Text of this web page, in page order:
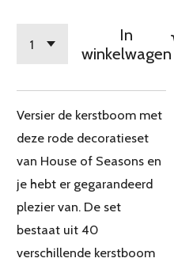
In
winkelwagen
Versier de kerstboom met
deze rode decoratieset
van House of Seasons en
je hebt er gegarandeerd
plezier van. De set
bestaat uit 40
verschillende kerstboom